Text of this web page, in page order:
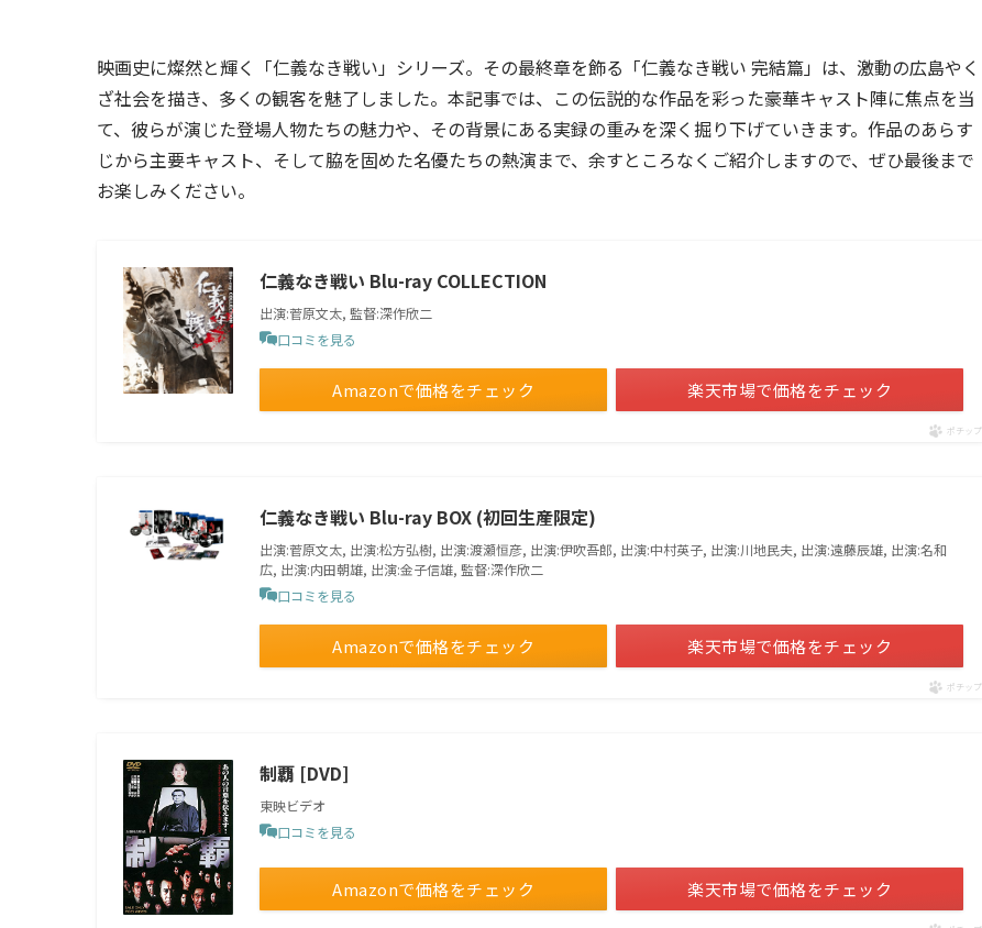
映画史に燦然と輝く「仁義なき戦い」シリーズ。その最終章を飾る「仁義なき戦い 完結篇」は、激動の広島やく
ざ社会を描き、多くの観客を魅了しました。本記事では、この伝説的な作品を彩った豪華キャスト陣に焦点を当
て、彼らが演じた登場人物たちの魅力や、その背景にある実録の重みを深く掘り下げていきます。作品のあらす
じから主要キャスト、そして脇を固めた名優たちの熱演まで、余すところなくご紹介しますので、ぜひ最後まで
お楽しみください。
仁義なき戦い Blu-ray COLLECTION
出演:菅原文太, 監督:深作欣二
口コミを見る
Amazonで価格をチェック 楽天市場で価格をチェック
ポチップ
仁義なき戦い Blu-ray BOX (初回生産限定)
出演:菅原文太, 出演:松方弘樹, 出演:渡瀬恒彦, 出演:伊吹吾郎, 出演:中村英子, 出演:川地民夫, 出演:遠藤辰雄, 出演:名和
広, 出演:内田朝雄, 出演:金子信雄, 監督:深作欣二
口コミを見る
Amazonで価格をチェック 楽天市場で価格をチェック
ポチップ
制覇 [DVD]
東映ビデオ
口コミを見る
Amazonで価格をチェック 楽天市場で価格をチェック